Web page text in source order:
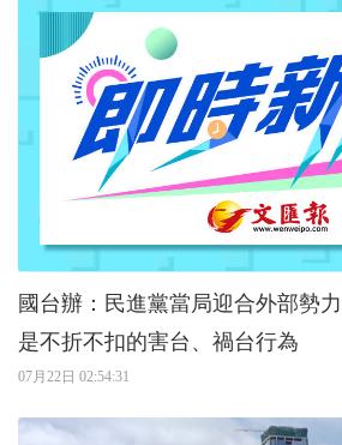
國台辦：民進黨當局迎合外部勢
是不折不扣的害台、禍台行為
07月22日 02:54:31